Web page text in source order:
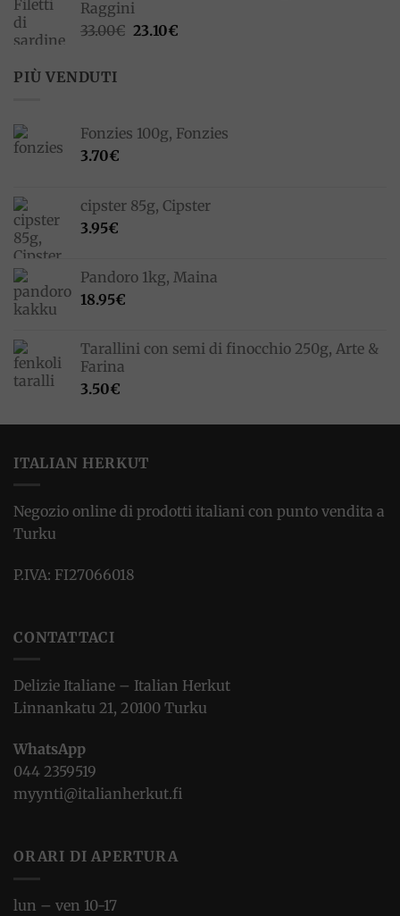
Raggini
33.00€ Il
23.10€Il
PIÙ VENDUTI
Fonzies 100g, Fonzies
3.70€
cipster 85g, Cipster
3.95€
Pandoro 1kg, Maina
18.95€
Tarallini con semi di finocchio 250g, Arte &
Farina
3.50€
ITALIAN HERKUT
Negozio online di prodotti italiani con punto vendita a
Turku
P.IVA: FI27066018
CONTATTACI
Delizie Italiane – Italian Herkut
Linnankatu 21, 20100 Turku
WhatsApp
044 2359519
myynti@italianherkut.fi
ORARI DI APERTURA
lun – ven 10-17